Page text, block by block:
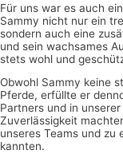
Für uns war es auch
Sammy nicht nur ein
sondern auch eine
und sein wachsames
stets wohl und
Obwohl Sammy keine
Pferde, erfüllte er
Partners und in
Zuverlässigkeit
unseres Teams und zu
kannten.